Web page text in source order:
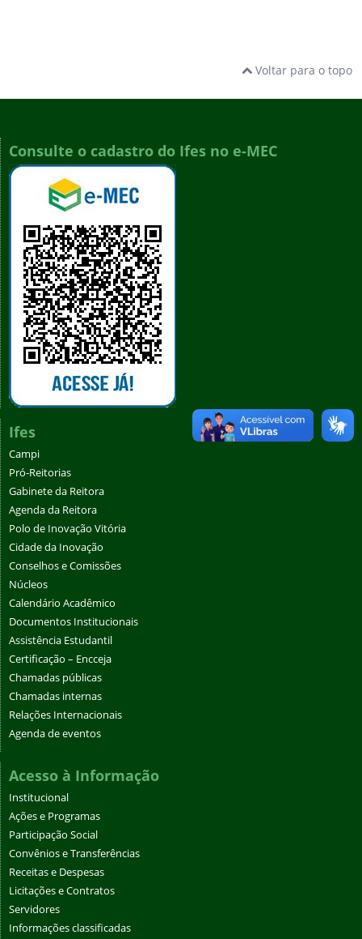
Voltar para o topo
Consulte o cadastro do Ifes no e-MEC
Ifes
Campi
Pró-Reitorias
Gabinete da Reitora
Agenda da Reitora
Polo de Inovação Vitória
Cidade da Inovação
Conselhos e Comissões
Núcleos
Calendário Acadêmico
Documentos Institucionais
Assistência Estudantil
Certificação – Encceja
Chamadas públicas
Chamadas internas
Relações Internacionais
Agenda de eventos
Acesso à Informação
Institucional
Ações e Programas
Participação Social
Convênios e Transferências
Receitas e Despesas
Licitações e Contratos
Servidores
Informações classificadas